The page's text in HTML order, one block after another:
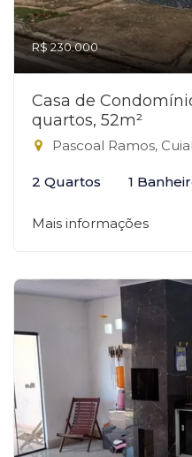
R$ 230.000
Casa de
quartos, 52m²
Pascoal Ramos,
2 Quartos 1
Mais informações